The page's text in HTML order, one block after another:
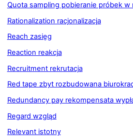
Quota sampling pobieranie próbek w
Rationalization racjonalizacja
Reach zasięg
Reaction reakcja
Recruitment rekrutacja
Red tape zbyt rozbudowana
Redundancy pay rekompensata
Regard wzgląd
Relevant istotny